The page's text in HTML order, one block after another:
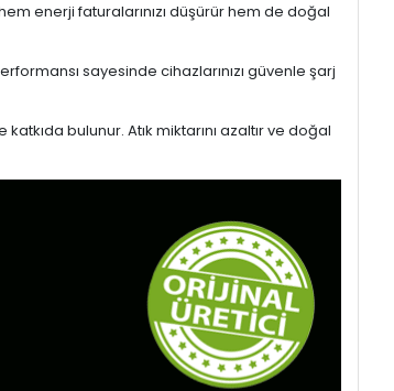
enerji faturalarınızı düşürür hem de doğal
sayesinde cihazlarınızı güvenle şarj
bulunur. Atık miktarını azaltır ve doğal